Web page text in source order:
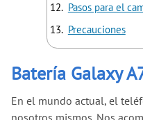
Pasos para el
Precauciones
Batería Galaxy
En el mundo actual, el
nosotros mismos. Nos